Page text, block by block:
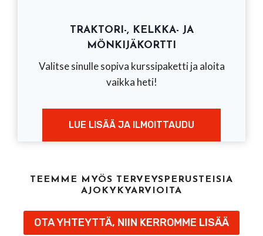
TRAKTORI-, KELKKA- JA
MÖNKIJÄKORTTI
Valitse sinulle sopiva kurssipaketti ja aloita
vaikka heti!
LUE LISÄÄ JA ILMOITTAUDU
TEEMME MYÖS TERVEYSPERUSTEISIA
AJOKYKYARVIOITA
OTA YHTEYTTÄ, NIIN KERROMME LISÄÄ